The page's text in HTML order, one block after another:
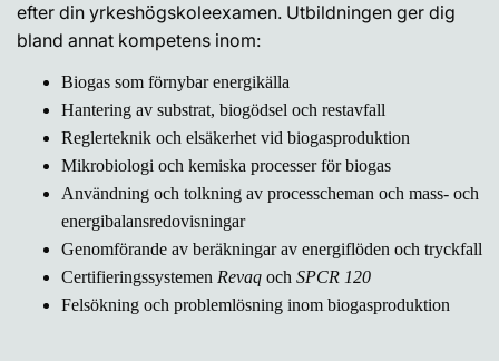
efter din yrkeshögskoleexamen. Utbildningen ger dig
bland annat kompetens inom:
Biogas som förnybar energikälla
Hantering av substrat, biogödsel och restavfall
Reglerteknik och elsäkerhet vid biogasproduktion
Mikrobiologi och kemiska processer för biogas
Användning och tolkning av processcheman och mass- och
energibalansredovisningar
Genomförande av beräkningar av energiflöden och tryckfall
Certifieringssystemen Revaq och SPCR 120
Felsökning och problemlösning inom biogasproduktion